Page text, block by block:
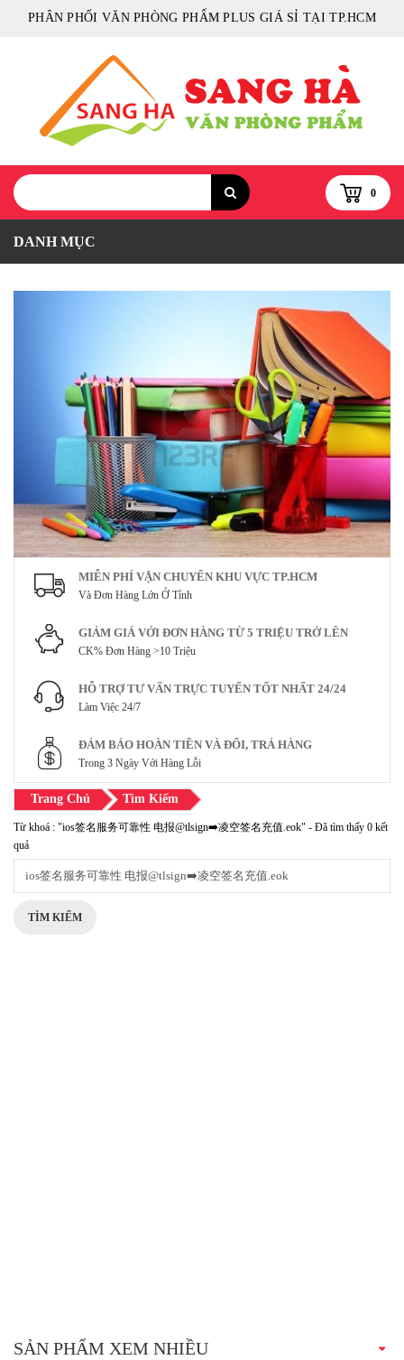
PHÂN PHỐI VĂN PHÒNG PHẨM PLUS GIÁ SỈ TẠI TP.HCM
0
DANH MỤC
MIỄN PHÍ VẬN CHUYỂN KHU VỰC TP.HCM
Và Đơn Hàng Lớn Ở Tỉnh
GIẢM GIÁ VỚI ĐƠN HÀNG TỪ 5 TRIỆU TRỞ LÊN
CK% Đơn Hàng >10 Triệu
HỖ TRỢ TƯ VẤN TRỰC TUYẾN TỐT NHẤT 24/24
Làm Việc 24/7
ĐẢM BẢO HOÀN TIỀN VÀ ĐỔI, TRẢ HÀNG
Trong 3 Ngày Với Hàng Lỗi
Trang Chủ Tìm Kiếm
Từ khoá : "ios签名服务可靠性 电报@tlsign➡️凌空签名充值.eok" - Đã tìm thấy 0 kết
quả
TÌM KIẾM
SẢN PHẨM XEM NHIỀU